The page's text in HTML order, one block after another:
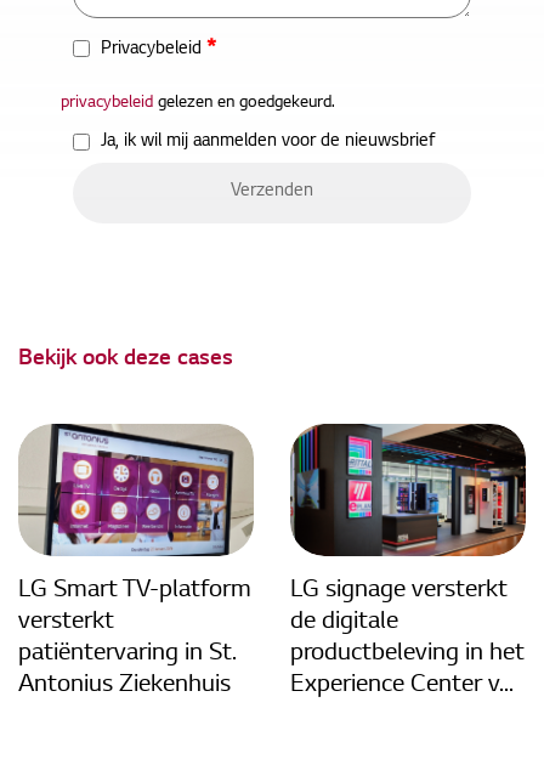
Privacybeleid *
privacybeleid gelezen en goedgekeurd.
Ja, ik wil mij aanmelden voor de nieuwsbrief
Bekijk ook deze cases
LG Smart TV-platform
versterkt
patiëntervaring in St.
Antonius Ziekenhuis
LG signage versterkt
de digitale
productbeleving in het
Experience Center v...